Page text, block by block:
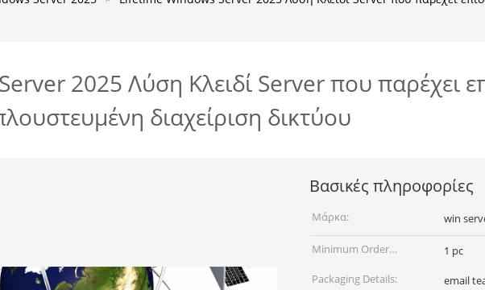
2025 Λύση Κλειδί Server που παρέχει
διαχείριση δικτύου
Βασικές πληροφορίες
Μάρκα: win
Minimum Order
Quantity:
1 pc
Packaging Details:
email